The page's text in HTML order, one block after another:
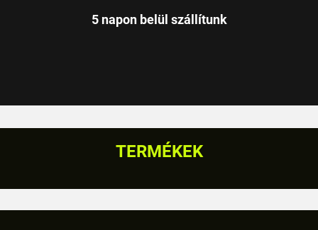
5 napon belül szállítunk
TERMÉKEK